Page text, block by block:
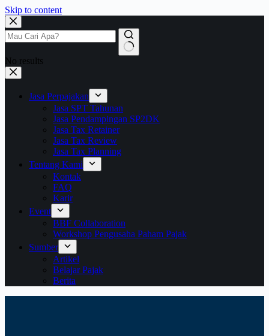
Skip to content
No results
Jasa Perpajakan
Jasa SPT Tahunan
Jasa Pendampingan SP2DK
Jasa Tax Retainer
Jasa Tax Review
Jasa Tax Planning
Tentang Kami
Kontak
FAQ
Karir
Event
BBF Collaboration
Workshop Pengusaha Paham Pajak
Sumber
Artikel
Belajar Pajak
Berita